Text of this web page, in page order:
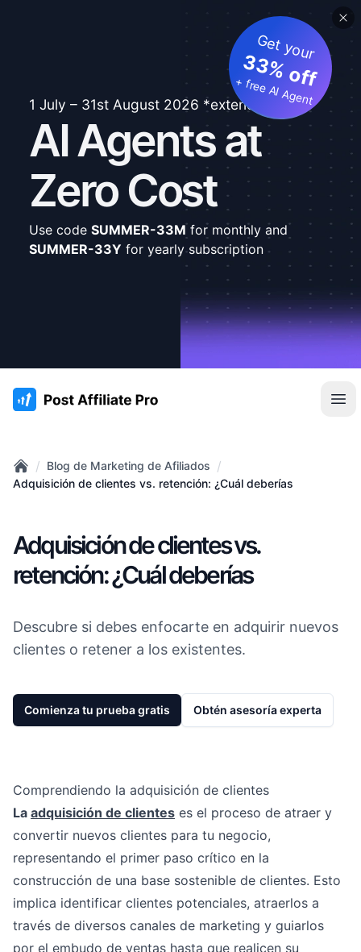
1 July – 31st August 2026 *extended
AI Agents at
Zero Cost
Get your
33% off
+ free AI Agent
Use code SUMMER-33Mfor monthly and
SUMMER-33Y for yearly subscription
:site.title
Home
/ Blog de Marketing de Afiliados /
Adquisición de clientes vs. retención: ¿Cuál deberías
Adquisición de clientes vs.
retención: ¿Cuál deberías
Descubre si debes enfocarte en adquirir nuevos
clientes o retener a los existentes.
Comienza tu prueba gratis Obtén asesoría experta
Comprendiendo la adquisición de clientes
La adquisición de clientes es el proceso de atraer y
convertir nuevos clientes para tu negocio,
representando el primer paso crítico en la
construcción de una base sostenible de clientes. Esto
implica identificar clientes potenciales, atraerlos a
través de diversos canales de marketing y guiarlos
por el embudo de ventas hasta que realicen su